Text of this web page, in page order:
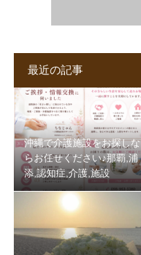
最近の記事
沖縄で介護施設をお探しな
らお任せください♪那覇,浦
添,認知症,介護,施設